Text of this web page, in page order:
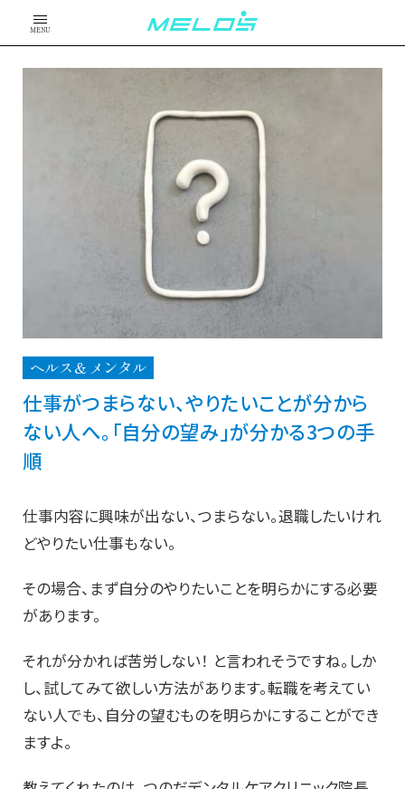
MENU
ヘルス＆メンタル
仕事がつまらない、やりたいことが分から
ない人へ。「自分の望み」が分かる3つの手
順
仕事内容に興味が出ない、つまらない。退職したいけれ
どやりたい仕事もない。
その場合、まず自分のやりたいことを明らかにする必要
があります。
それが分かれば苦労しない！ と言われそうですね。しか
し、試してみて欲しい方法があります。転職を考えてい
ない人でも、自分の望むものを明らかにすることができ
ますよ。